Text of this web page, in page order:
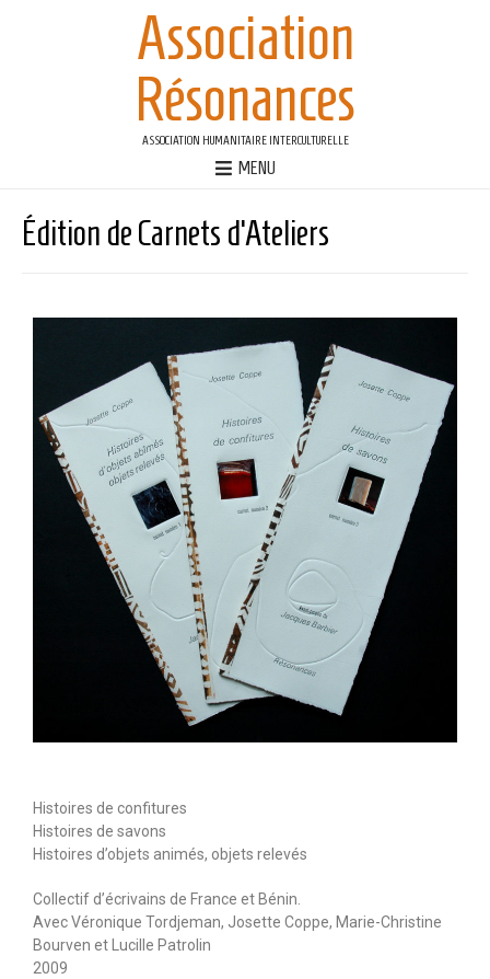
Association
Résonances
ASSOCIATION HUMANITAIRE INTERCULTURELLE
MENU
Édition de Carnets d’Ateliers
Histoires de confitures
Histoires de savons
Histoires d’objets animés, objets relevés
Collectif d’écrivains de France et Bénin.
Avec Véronique Tordjeman, Josette Coppe, Marie-Christine
Bourven et Lucille Patrolin
2009